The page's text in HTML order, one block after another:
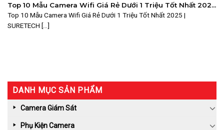
Top 10 Mẫu Camera Wifi Giá Rẻ Dưới 1 Triệu Tốt Nhất 2025
| SURETECH
Top 10 Mẫu Camera Wifi Giá Rẻ Dưới 1 Triệu Tốt Nhất 2025 |
SURETECH [...]
DANH MỤC SẢN PHẨM
Camera Giám Sát
Phụ Kiện Camera